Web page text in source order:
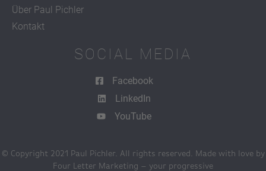
Über Paul Pichler
Kontakt
SOCIAL MEDIA
Facebook
LinkedIn
YouTube
© Copyright 2021 Paul Pichler. All rights reserved. Made with love by
Four Letter Marketing – your progressive